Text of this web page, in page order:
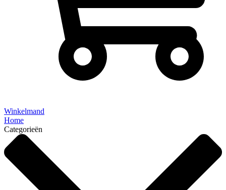
Winkelmand
Home
Categorieën